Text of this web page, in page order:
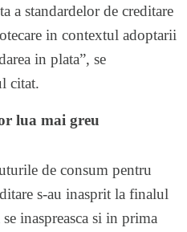
a standardelor de creditare
in contextul adoptarii
in plata”, se
citat.
lua mai greu
de consum pentru
s-au inasprit la finalul
inaspreasca si in prima